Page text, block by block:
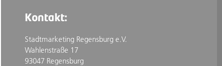
Kontakt:
Stadtmarketing Regensburg e.V.
Wahlenstraße 17
93047 Regensburg